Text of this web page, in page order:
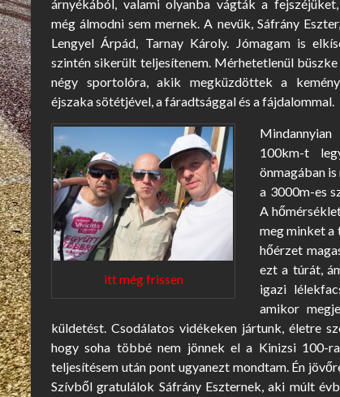
árnyékából, valami olyanba vágták a
még álmodni sem mernek. A nevük, Sáfrány
Lengyel Árpád, Tarnay Károly. Jómagam is
szintén sikerült teljesítenem. Mérhetetlenül
négy sportolóra, akik megküzdöttek a
éjszaka sötétjével, a fáradtsággal és a fájdalommal.
itt még frissen
100km-t
önmagában
a 3000m-es
A
meg minket a
hőérzet
ezt a túrát,
igazi
amikor
küldetést. Csodálatos vidékeken jártunk, életre
hogy soha többé nem jönnek el a Kinizsi 100-
teljesítésem után pont ugyanezt mondtam. Én
Szívből gratulálok Sáfrány Eszternek, aki múlt